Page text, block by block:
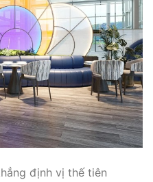
định vị thế tiên